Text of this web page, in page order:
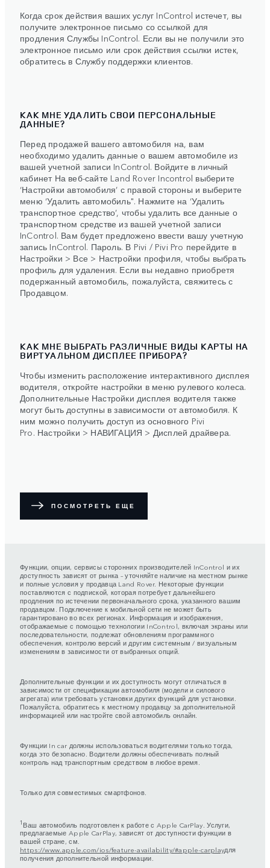
Когда срок действия ваших услуг InControl истечет, вы
получите электронное письмо со ссылкой для
продления Службы InControl. Если вы не получили это
электронное письмо или срок действия ссылки истек,
обратитесь в Службу поддержки клиентов.
КАК МНЕ УДАЛИТЬ СВОИ ПЕРСОНАЛЬНЫЕ
ДАННЫЕ?
Перед продажей вашего автомобиля на, вам
необходимо удалить данные о вашем автомобиле из
вашей учетной записи InControl. Войдите в личный
кабинет На веб-сайте Land Rover Incontrol выберите
‘Настройки автомобиля’ с правой стороны и выберите
меню ‘Удалить автомобиль". Нажмите на ‘Удалить
транспортное средство’, чтобы удалить все данные о
транспортном средстве из вашей учетной записи
InControl. Вам будет предложено ввести вашу учетную
запись InControl. Пароль. В Pivi / Pivi Pro перейдите в
Настройки > Все > Настройки профиля, чтобы выбрать
профиль для удаления. Если вы недавно приобретя
подержанный автомобиль, пожалуйста, свяжитесь с
Продавцом.
КАК МНЕ ВЫБРАТЬ РАЗЛИЧНЫЕ ВИДЫ КАРТЫ НА
ВИРТУАЛЬНОМ ДИСПЛЕЕ ПРИБОРА?
Чтобы изменить расположение интерактивного дисплея
водителя, откройте настройки в меню рулевого колеса.
Дополнительные Настройки дисплея водителя также
могут быть доступны в зависимости от автомобиля. К
ним можно получить доступ из основного Pivi
Pro. Настройки > НАВИГАЦИЯ > Дисплей драйвера.
ПОСМОТРЕТЬ ЕЩЕ
Функции, опции, сервисы сторонних производителей InControl и их
доступность зависят от рынка – уточняйте наличие на местном рынке
и полные условия у продавца Land Rover. Некоторые функции
поставляются с подпиской, которая потребует дальнейшего
продления по истечении первоначального срока, указанного вашим
продавцом. Подключение к мобильной сети не может быть
гарантировано во всех регионах. Информация и изображения,
отображаемые с помощью технологии InControl, включая экраны или
последовательности, подлежат обновлениям программного
обеспечения, контролю версий и другим системным / визуальным
изменениям в зависимости от выбранных опций.
Дополнительные функции и их доступность могут отличаться в
зависимости от спецификации автомобиля (модели и силового
агрегата) или требовать установки других функций для установки.
Пожалуйста, обратитесь к местному продавцу за дополнительной
информацией или настройте свой автомобиль онлайн.
Функции In car должны использоваться водителями только тогда,
когда это безопасно. Водители должны обеспечивать полный
контроль над транспортным средством в любое время.
Только для совместимых смартфонов.
1 Ваш автомобиль подготовлен к работе с Apple CarPlay. Услуги,
предлагаемые Apple CarPlay, зависят от доступности функции в
вашей стране, см.
https://www.apple.com/ios/feature-availability/#apple-carplayдля
получения дополнительной информации.